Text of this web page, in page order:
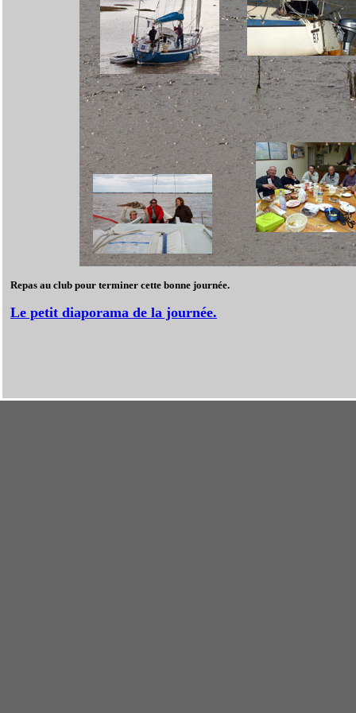
Repas au club pour terminer cette bonne journée.
Le petit diaporama de la journée.